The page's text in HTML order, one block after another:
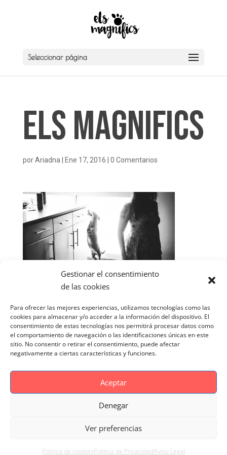
Gestionar el consentimiento
de las cookies
Para ofrecer las mejores experiencias, utilizamos tecnologías como las
cookies para almacenar y/o acceder a la información del dispositivo. El
consentimiento de estas tecnologías nos permitirá procesar datos como
el comportamiento de navegación o las identificaciones únicas en este
sitio. No consentir o retirar el consentimiento, puede afectar
negativamente a ciertas características y funciones.
Aceptar
Denegar
Ver preferencias
Politica de cookiesPolitica de PrivacidadAviso Legal
Seleccionar página
Els Magnifics
porAriadna Ene 17, 2016 0 Comentarios
Politica de Privacidad
Reportaje Magnific